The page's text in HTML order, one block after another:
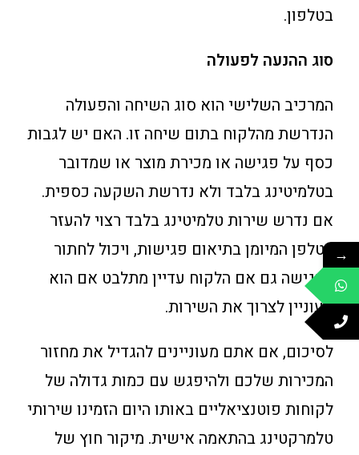
בטלפון.
סוג ההנעה לפעולה
המרכיב השלישי הוא סוג השיחה והפעולה
הנדרשת מהלקוח בתום שיחה זו. האם יש לגבות
כסף על פגישה או מכירת מוצר או שמדובר
בטלמיטינג בלבד ולא נדרשת השקעה כספית.
אם נדרש שירות טלמיטינג בלבד רצוי להעזר
בטלפן המיומן בתיאום פגישות, ויכול לחתור
לפגישה גם אם הלקוח עדיין מתלבט אם הוא
מעוניין לצרוך את השירות.
לסיכום, אם אתם מעוניינים להגדיל את מחזור
המכירות שלכם ולהיפגש עם כמות גדולה של
לקוחות פוטנציאליים באותו היום הזמינו שירותי
טלמרקטינג בהתאמה אישית. מיקור חוץ של
→